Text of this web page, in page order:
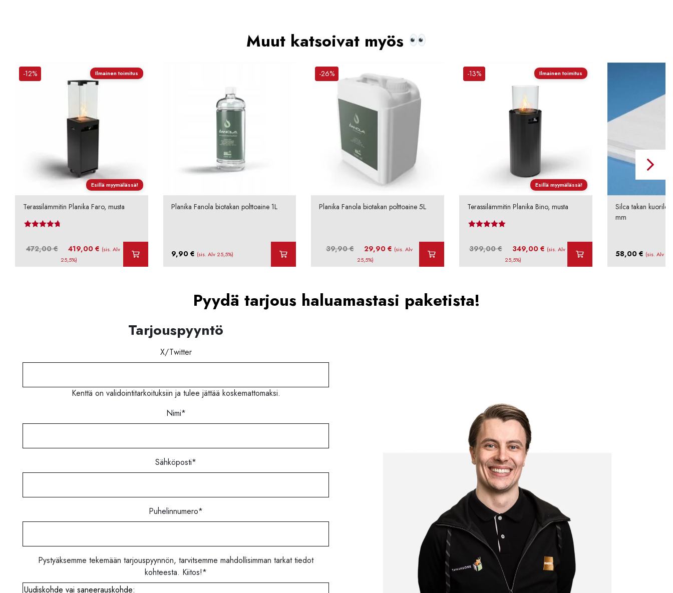
Muut katsoivat myös
Ilmainen toimitus
Esillä myymälässä!
-12%
Terassilämmitin Planika Faro, musta
4.69/ 5
472,00€
Alkuperäinen
hinta
oli:
419,00 €Nykyinen
on:
(sis. Alv
25,5%)
Planika Fanola biotakan polttoaine 1L
9,90 € (sis. Alv 25,5%)
-26%
Planika Fanola biotakan polttoaine 5L
39,90€
Alkuperäinen
hinta
oli:
29,90 €Nykyinen
on:
(sis. Alv
25,5%)
Ilmainen toimitus
Esillä myymälässä!
-13%
Terassilämmitin Planika Bino, musta
5.00/ 5
399,00€
Alkuperäinen
hinta
oli:
349,00 €Nykyinen
on:
(sis. Alv
25,5%)
Silca takan
mm
58,00 € (sis. Alv
Pyydä tarjous haluamastasi paketista!
Tarjouspyyntö
X/Twitter
Kenttä on validointitarkoituksiin ja tulee jättää koskemattomaksi.
Nimi*
Sähköposti*
Puhelinnumero*
Pystyäksemme tekemään tarjouspyynnön, tarvitsemme mahdollisimman tarkat tiedot
kohteesta. Kiitos!*